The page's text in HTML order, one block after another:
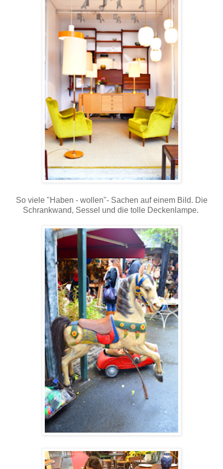
So viele "Haben - wollen"- Sachen auf einem Bild. Die
Schrankwand, Sessel und die tolle Deckenlampe.